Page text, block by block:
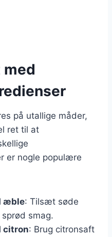
på utallige måder,
ret til at
er nogle populære
æble: Tilsæt søde
smag.
citron: Brug citronsaft